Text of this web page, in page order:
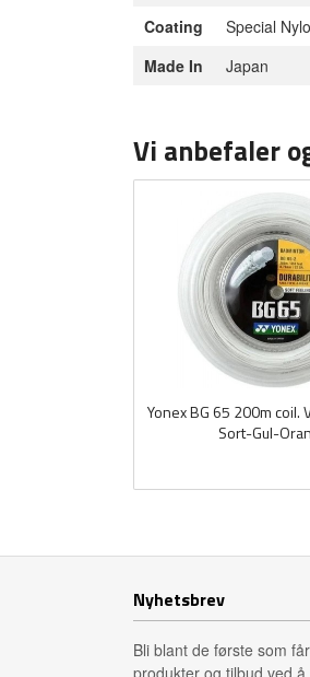
Coating
Special
Made In
Japan
Vi anbefaler
Yonex BG 65 200m coil.
Sort-Gul-
Nyhetsbrev
Bli blant de første som